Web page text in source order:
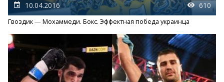
10.04.2016 610
Гвоздик — Мохаммеди. Бокс. Эффектная победа украинца